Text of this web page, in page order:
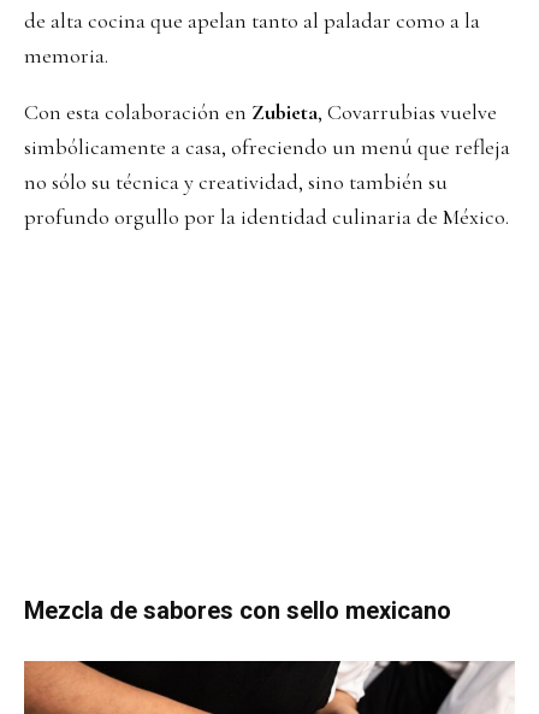
de alta cocina que apelan tanto al paladar como a la
memoria.
Con esta colaboración en Zubieta, Covarrubias vuelve
simbólicamente a casa, ofreciendo un menú que refleja
no sólo su técnica y creatividad, sino también su
profundo orgullo por la identidad culinaria de México.
Mezcla de sabores con sello mexicano